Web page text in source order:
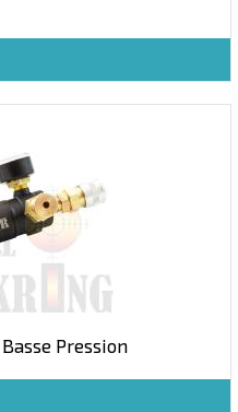
Pression